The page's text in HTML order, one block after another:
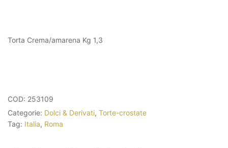
Torta Crema/amarena Kg 1,3
COD: 253109
Categorie: Dolci & Derivati, Torte-crostate
Tag: Italia, Roma